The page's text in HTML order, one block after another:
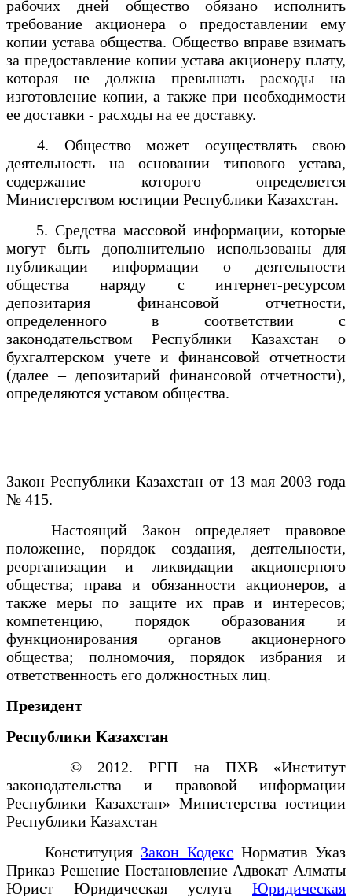
рабочих дней общество обязано исполнить
требование акционера о предоставлении ему
копии устава общества. Общество вправе взимать
за предоставление копии устава акционеру плату,
которая не должна превышать расходы на
изготовление копии, а также при необходимости
ее доставки - расходы на ее доставку.
4. Общество может осуществлять свою
деятельность на основании типового устава,
содержание которого определяется
Министерством юстиции Республики Казахстан.
5. Средства массовой информации, которые
могут быть дополнительно использованы для
публикации информации о деятельности
общества наряду с интернет-ресурсом
депозитария финансовой отчетности,
определенного в соответствии с
законодательством Республики Казахстан о
бухгалтерском учете и финансовой отчетности
(далее – депозитарий финансовой отчетности),
определяются уставом общества.
Закон Республики Казахстан от 13 мая 2003 года
№ 415.
Настоящий Закон определяет правовое
положение, порядок создания, деятельности,
реорганизации и ликвидации акционерного
общества; права и обязанности акционеров, а
также меры по защите их прав и интересов;
компетенцию, порядок образования и
функционирования органов акционерного
общества; полномочия, порядок избрания и
ответственность его должностных лиц.
Президент
Республики Казахстан
© 2012. РГП на ПХВ «Институт
законодательства и правовой информации
Республики Казахстан» Министерства юстиции
Республики Казахстан
Конституция Закон Кодекс Норматив Указ
Приказ Решение Постановление Адвокат Алматы
Юрист Юридическая услуга Юридическая